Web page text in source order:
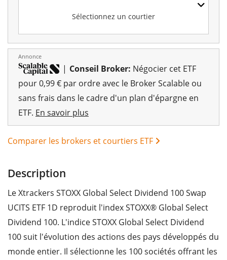
Sélectionnez un courtier
Annonce
| Conseil Broker: Négocier cet ETF
pour 0,99 € par ordre avec le Broker Scalable ou
sans frais dans le cadre d'un plan d'épargne en
ETF. En savoir plus
Comparer les brokers et courtiers ETF
Description
Le Xtrackers STOXX Global Select Dividend 100 Swap
UCITS ETF 1D reproduit l'index STOXX® Global Select
Dividend 100. L'indice STOXX Global Select Dividend
100 suit l'évolution des actions des pays développés du
monde entier. Il sélectionne les 100 sociétés offrant les